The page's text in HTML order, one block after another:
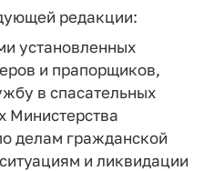
редакции:
установленных
и прапорщиков,
в спасательных
Министерства
делам гражданской
и ликвидации